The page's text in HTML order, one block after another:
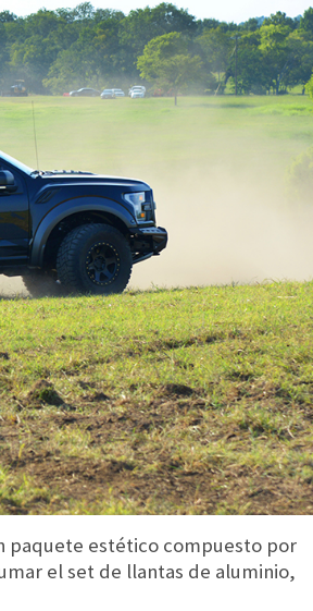
paquete estético compuesto por
el set de llantas de aluminio,